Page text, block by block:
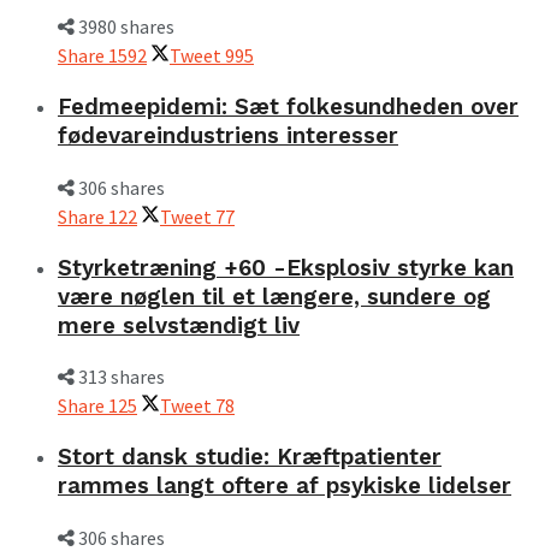
3980 shares
Share 1592 Tweet995
Fedmeepidemi: Sæt folkesundheden over
fødevareindustriens interesser
306 shares
Share 122 Tweet 77
Styrketræning +60 -Eksplosiv styrke kan
være nøglen til et længere, sundere og
mere selvstændigt liv
313 shares
Share 125 Tweet 78
Stort dansk studie: Kræftpatienter
rammes langt oftere af psykiske lidelser
306 shares